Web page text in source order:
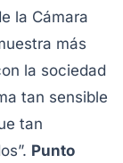
la Cámara
más
la sociedad
tan sensible
tan
Punto